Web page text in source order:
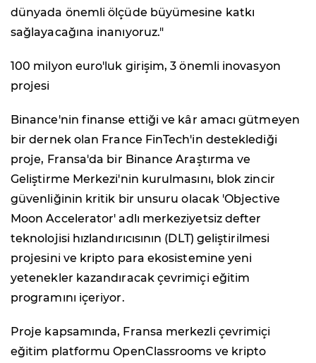
dünyada önemli ölçüde büyümesine katkı
sağlayacağına inanıyoruz."
100 milyon euro'luk girişim, 3 önemli inovasyon
projesi
Binance'nin finanse ettiği ve kâr amacı gütmeyen
bir dernek olan France FinTech'in desteklediği
proje, Fransa'da bir Binance Araştırma ve
Geliştirme Merkezi'nin kurulmasını, blok zincir
güvenliğinin kritik bir unsuru olacak 'Objective
Moon Accelerator' adlı merkeziyetsiz defter
teknolojisi hızlandırıcısının (DLT) geliştirilmesi
projesini ve kripto para ekosistemine yeni
yetenekler kazandıracak çevrimiçi eğitim
programını içeriyor.
Proje kapsamında, Fransa merkezli çevrimiçi
eğitim platformu OpenClassrooms ve kripto